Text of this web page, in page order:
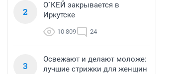
2
О`КЕЙ закрывается в
Иркутске
10 809 24
3
Освежают и делают моложе:
лучшие стрижки для женщин